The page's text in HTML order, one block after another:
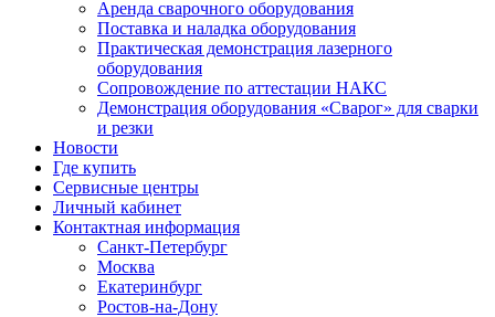
Аренда сварочного оборудования
Поставка и наладка оборудования
Практическая демонстрация лазерного
оборудования
Сопровождение по аттестации НАКС
Демонстрация оборудования «Сварог» для сварки
и резки
Новости
Где купить
Сервисные центры
Личный кабинет
Контактная информация
Санкт-Петербург
Москва
Екатеринбург
Ростов-на-Дону